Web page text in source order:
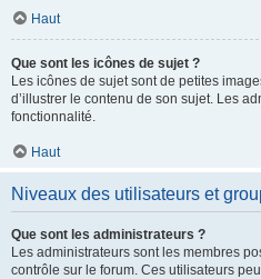
Haut
Que sont les icônes de sujet ?
Les icônes de sujet sont de petites
d’illustrer le contenu de son sujet. Les
fonctionnalité.
Haut
Niveaux des utilisateurs et
Que sont les administrateurs ?
Les administrateurs sont les membres
contrôle sur le forum. Ces utilisateurs